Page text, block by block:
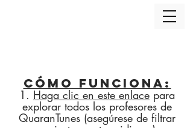
Cómo funciona:
1. Haga clic en este enlace para
explorar todos los profesores de
QuaranTunes (asegúrese de filtrar